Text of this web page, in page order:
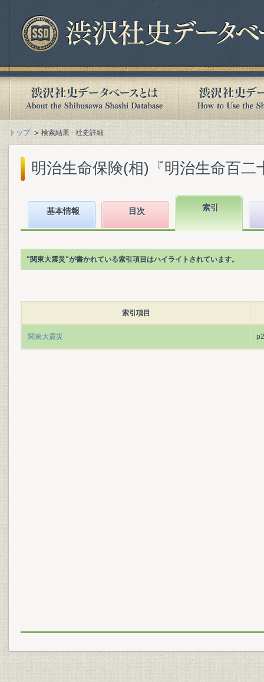
トップ 検索結果 - 社史詳細
明治生命保険(相)『明治生命百二
基本情報 目次 索引
"関東大震災"が書かれている索引項目はハイライトされています。
索引項目
関東大震災